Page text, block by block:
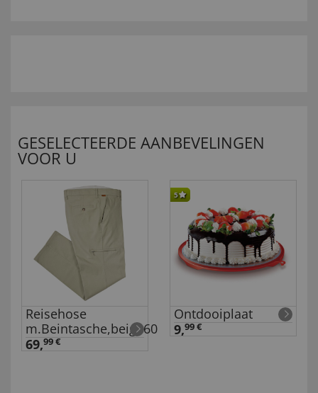
GESELECTEERDE AANBEVELINGEN
VOOR U
Reisehose
m.Beintasche,beige60
69,99 €
5
Ontdooiplaat
9,99 €